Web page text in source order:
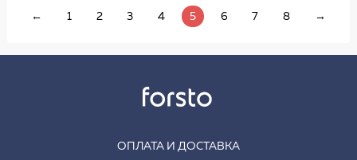
← 1 2 3 4 5 6 7 8 →
ОПЛАТА И ДОСТАВКА